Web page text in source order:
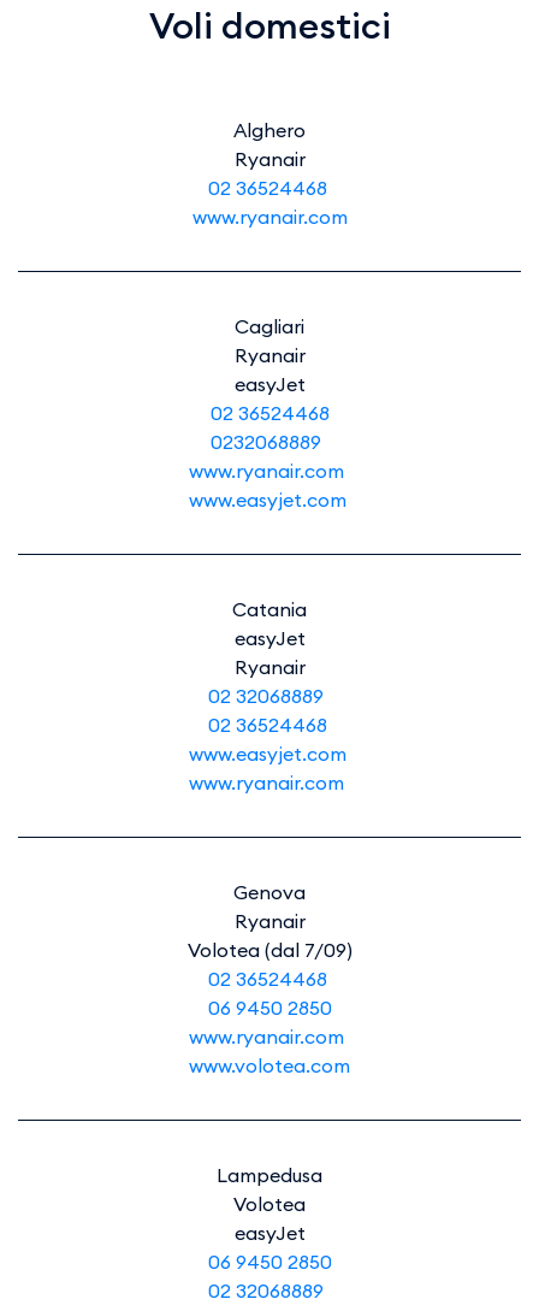
Voli domestici
Alghero
Ryanair
02 36524468
www.ryanair.com
Cagliari
Ryanair
easyJet
02 36524468
0232068889
www.ryanair.com
www.easyjet.com
Catania
easyJet
Ryanair
02 32068889
02 36524468
www.easyjet.com
www.ryanair.com
Genova
Ryanair
Volotea (dal 7/09)
02 36524468
06 9450 2850
​​​​​​​www.ryanair.com
www.volotea.com
Lampedusa
Volotea
easyJet
06 9450 2850
02 32068889